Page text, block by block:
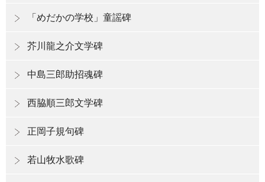
「めだかの学校」童謡碑
芥川龍之介文学碑
中島三郎助招魂碑
西脇順三郎文学碑
正岡子規句碑
若山牧水歌碑